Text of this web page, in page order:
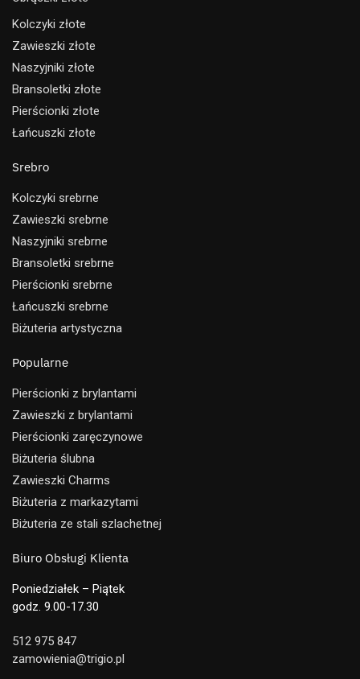
Kolczyki złote
Zawieszki złote
Naszyjniki złote
Bransoletki złote
Pierścionki złote
Łańcuszki złote
Srebro
Kolczyki srebrne
Zawieszki srebrne
Naszyjniki srebrne
Bransoletki srebrne
Pierścionki srebrne
Łańcuszki srebrne
Biżuteria artystyczna
Popularne
Pierścionki z brylantami
Zawieszki z brylantami
Pierścionki zaręczynowe
Biżuteria ślubna
Zawieszki Charms
Biżuteria z markazytami
Biżuteria ze stali szlachetnej
Biuro Obsługi Klienta
Poniedziałek – Piątek
godz. 9.00-17.30
512 975 847
zamowienia@trigio.pl